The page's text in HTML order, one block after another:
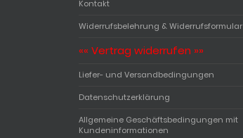
Kontakt
Widerrufsbelehrung & Widerrufsformular
«« Vertrag widerrufen »»
Liefer- und Versandbedingungen
Datenschutzerklärung
Allgemeine Geschäftsbedingungen mit
Kundeninformationen